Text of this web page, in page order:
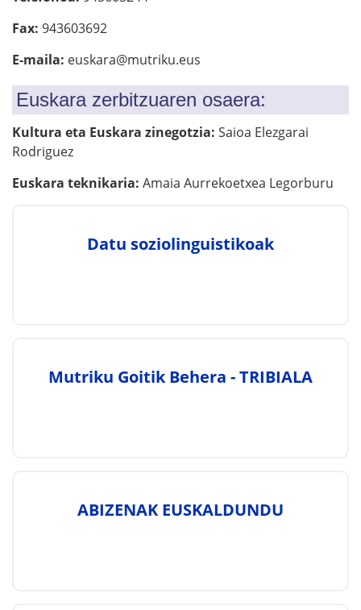
Fax: 943603692
E-maila: euskara@mutriku.eus
Euskara zerbitzuaren osaera:
Kultura eta Euskara zinegotzia: Saioa Elezgarai
Rodriguez
Euskara teknikaria: Amaia Aurrekoetxea Legorburu
Datu soziolinguistikoak
Mutriku Goitik Behera - TRIBIALA
ABIZENAK EUSKALDUNDU